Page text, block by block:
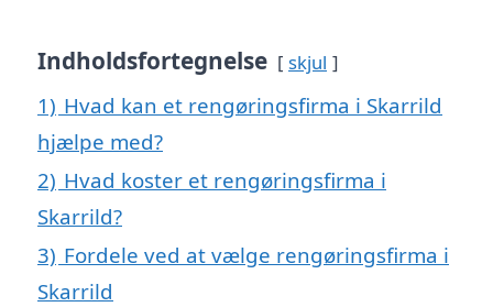
Indholdsfortegnelse skjul
1) Hvad kan et rengøringsfirma i Skarrild
hjælpe med?
2) Hvad koster et rengøringsfirma i
Skarrild?
3) Fordele ved at vælge rengøringsfirma i
Skarrild